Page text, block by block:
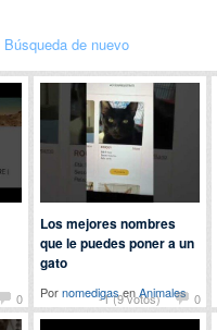
Búsqueda de nuevo
0 -1 (9 votos) 0
Los mejores nombres
que le puedes poner a un
gato
PornomedigasenAnimales